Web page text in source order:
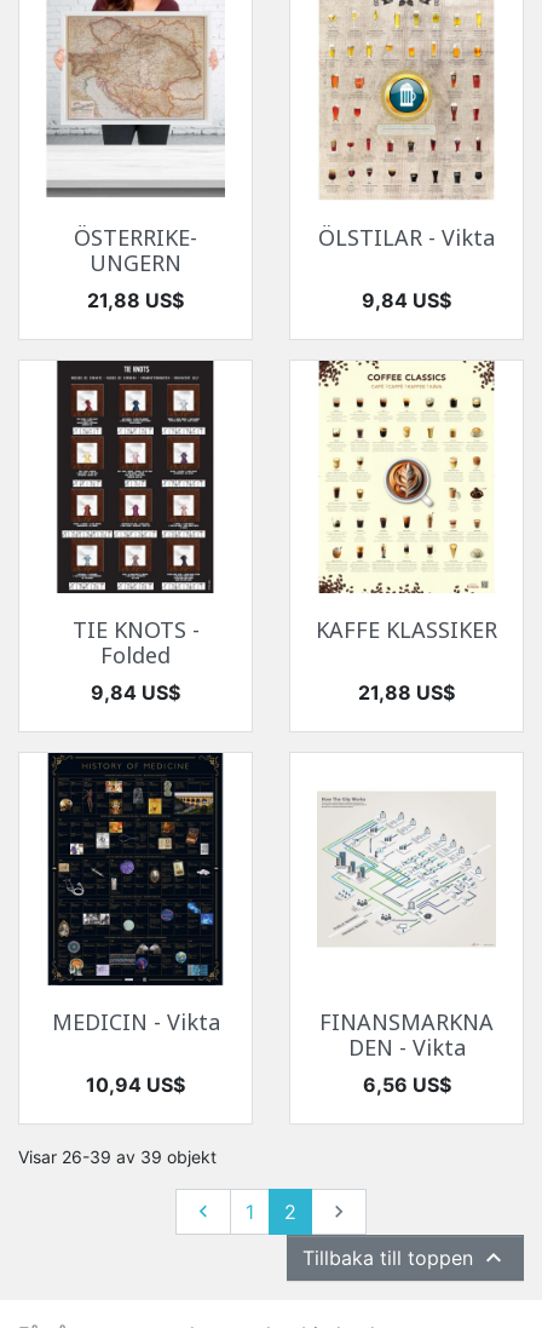
ÖSTERRIKE-
UNGERN
Pris
21,88 US$
ÖLSTILAR - Vikta
Pris
9,84 US$
TIE KNOTS -
Folded
Pris
9,84 US$
KAFFE KLASSIKER
Pris
21,88 US$
MEDICIN - Vikta
Pris
10,94 US$
FINANSMARKNA
DEN - Vikta
Pris
6,56 US$
Visar 26-39 av 39 objekt
Föregående
 1 2 Nästa

Tillbaka till toppen 